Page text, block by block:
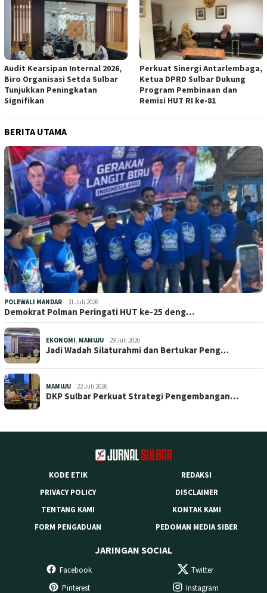
Audit Kearsipan Internal 2026,
Biro Organisasi Setda Sulbar
Tunjukkan Peningkatan
Signifikan
Perkuat Sinergi Antarlembaga,
Ketua DPRD Sulbar Dukung
Program Pembinaan dan
Remisi HUT RI ke-81
BERITA UTAMA
POLEWALI MANDAR 31 Juli 2026
Demokrat Polman Peringati HUT ke-25 deng…
EKONOMI, MAMUJU 29 Juli 2026
Jadi Wadah Silaturahmi dan Bertukar Peng…
MAMUJU 22 Juli 2026
DKP Sulbar Perkuat Strategi Pengembangan…
KODE ETIK
REDAKSI
PRIVACY POLICY
DISCLAIMER
TENTANG KAMI
KONTAK KAMI
FORM PENGADUAN
PEDOMAN MEDIA SIBER
JARINGAN SOCIAL
Facebook
Twitter
Pinterest
Instagram